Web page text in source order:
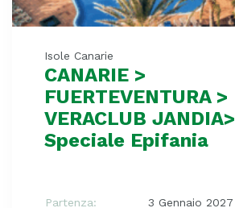
Isole Canarie
CANARIE >
FUERTEVENTURA >
VERACLUB JANDIA>
Speciale Epifania
Partenza:
3 Gennaio 2027